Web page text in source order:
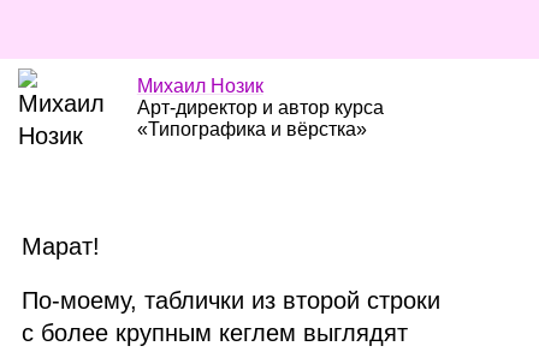
Михаил Нозик
Арт‑директор и автор курса
«Типографика и вёрстка»
Марат!
По‑моему, таблички из второй строки
с более крупным кеглем выглядят